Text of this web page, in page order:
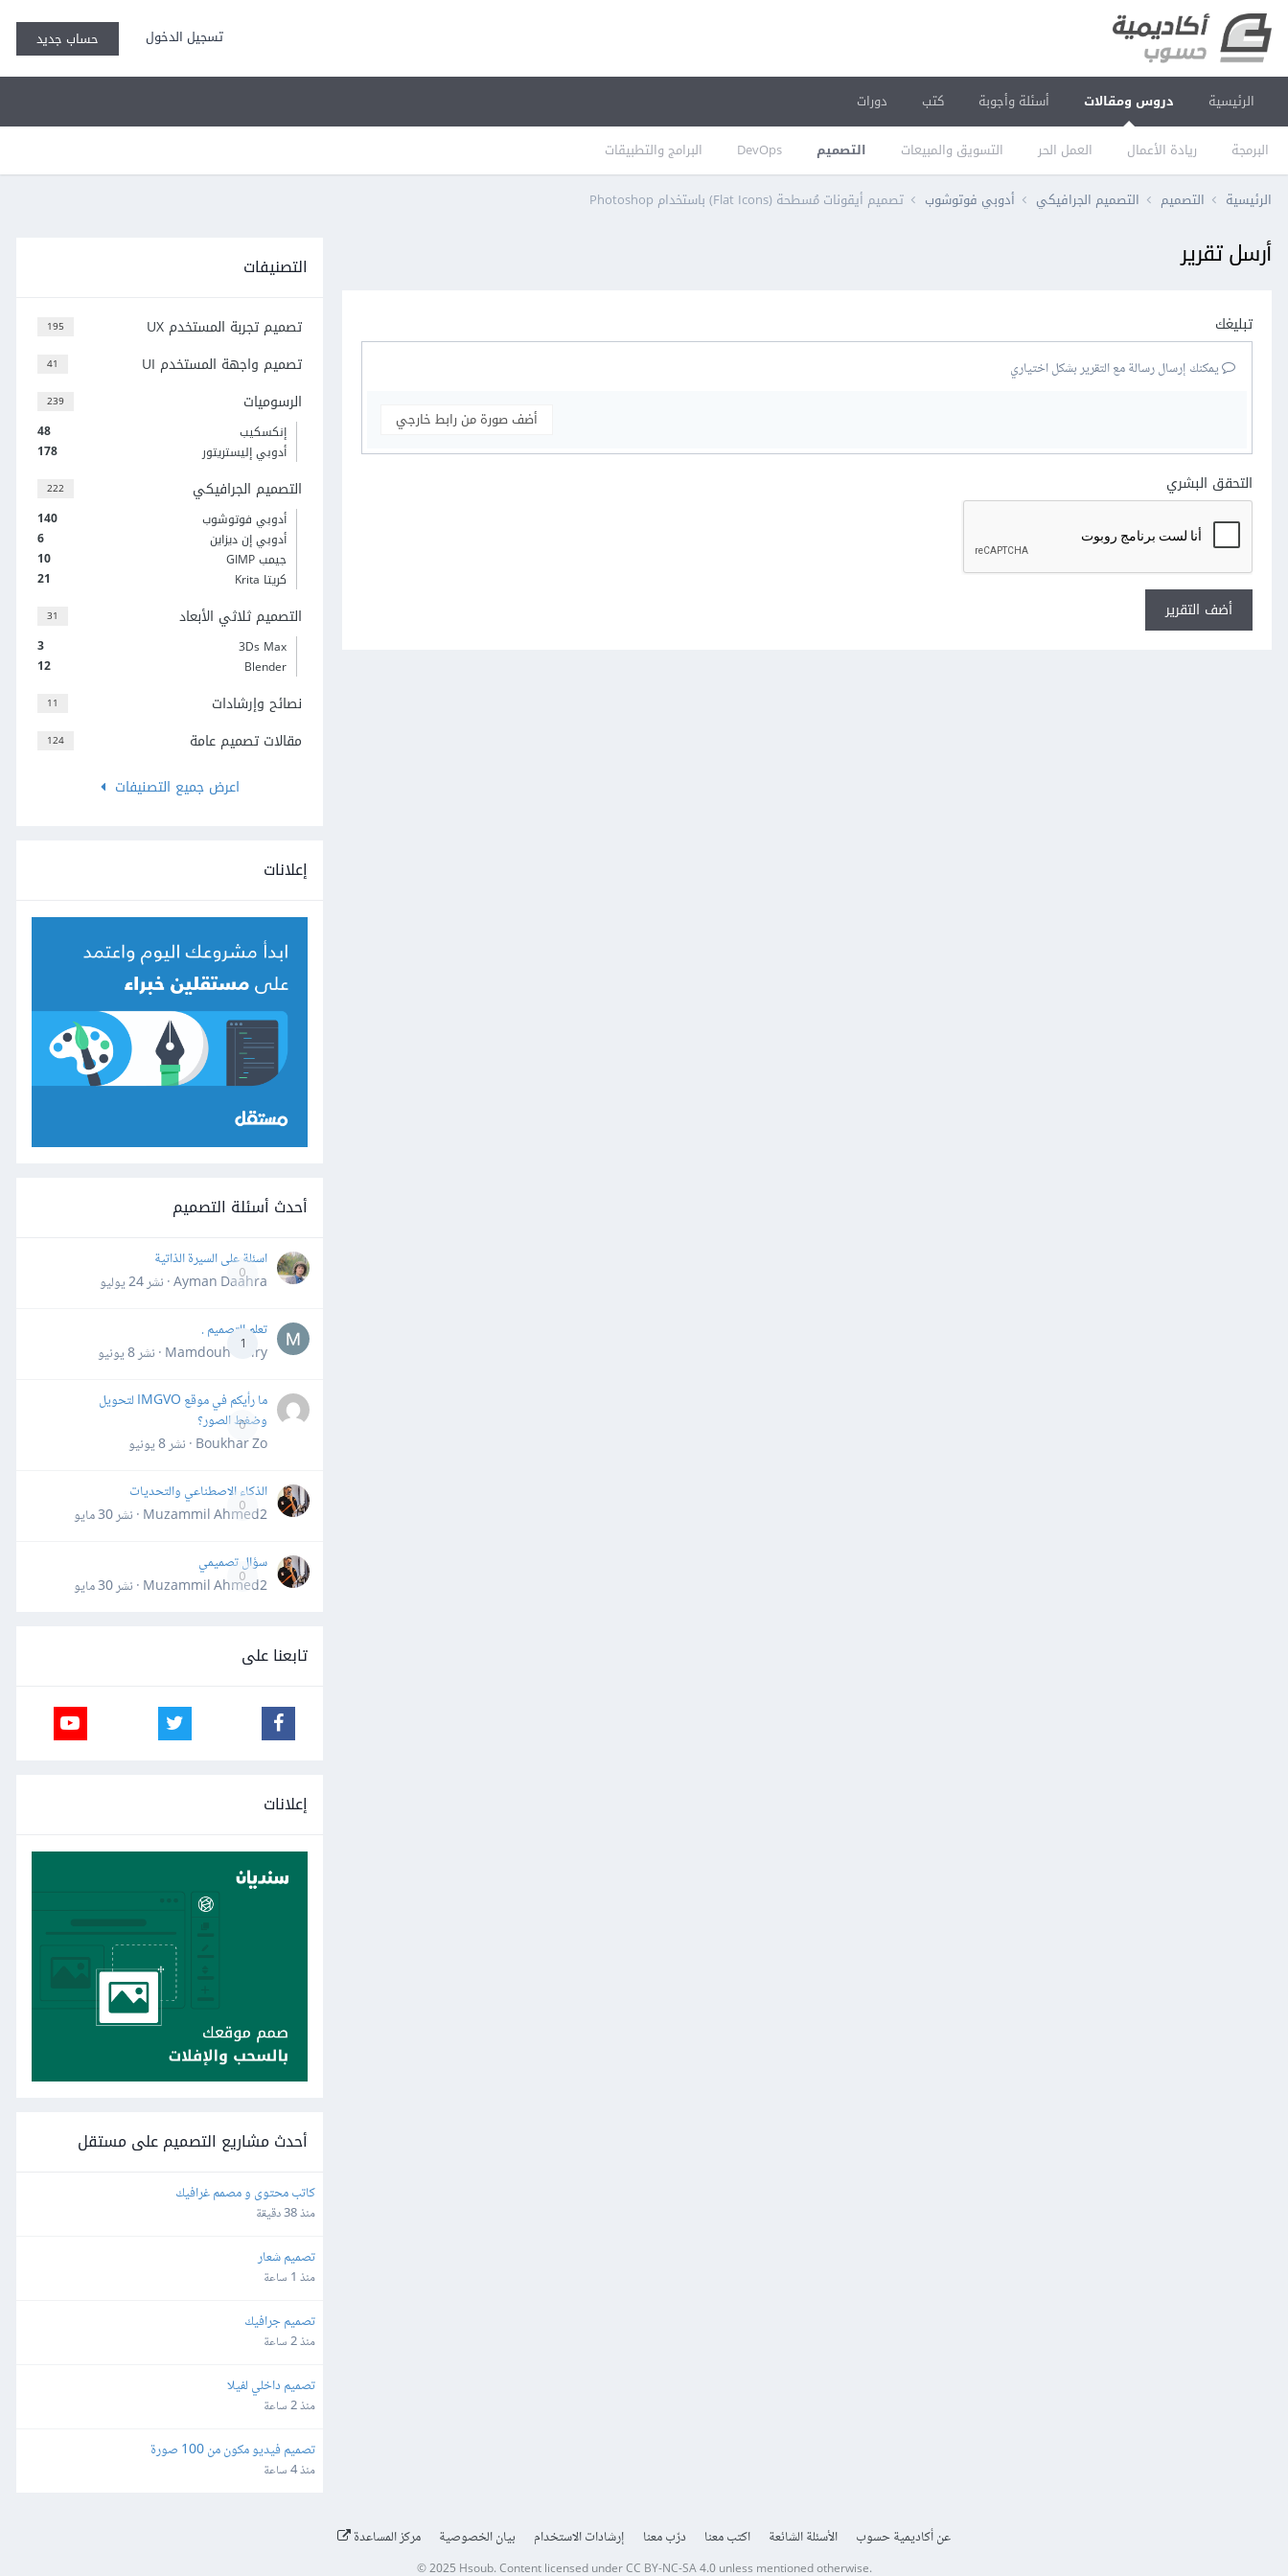
تسجيل الدخول حساب جديد
الرئيسية دروس ومقالات
البرمجة ريادة الأعمال العمل الحر التسويق والمبيعات التصميم DevOps البرامج والتطبيقات
أسئلة وأجوبة كتب دورات
الرئيسية التصميم التصميم الجرافيكي أدوبي فوتوشوب تصميم أيقونات مُسطحة (Flat Icons) باستخدام Photoshop
أرسل تقرير
تبليغك
يمكنك إرسال رسالة مع التقرير بشكل اختياري
أضف صورة من رابط خارجي
التحقق البشري
أضف التقرير
التصنيفات
195 تصميم تجربة المستخدم UX
41 تصميم واجهة المستخدم UI
239 الرسوميات
48
إنكسكيب
178
أدوبي إليستريتور
222 التصميم الجرافيكي
140
أدوبي فوتوشوب
6
أدوبي إن ديزاين
10
جيمب GIMP
21
كريتا Krita
31 التصميم ثلاثي الأبعاد
3
3Ds Max
12
Blender
11 نصائح وإرشادات
124
مقالات تصميم عامة
اعرض جميع التصنيفات
إعلانات
أحدث أسئلة التصميم
0
اسئلة على السيرة الذاتية
Ayman Daahra · نشر
24 يوليو
1
تعلم التصميم .
Mamdouh Khiry · نشر
8 يونيو
0
ما رأيكم في موقع IMGVO لتحويل
وضغط الصور؟
Boukhar Zo · نشر
8 يونيو
0
الذكاء الاصطناعي والتحديات
Muzammil Ahmed2 · نشر
30 مايو
0
سؤال تصميمي
Muzammil Ahmed2 · نشر
30 مايو
تابعنا على
إعلانات
أحدث مشاريع التصميم على مستقل
كاتب محتوى و مصمم غرافيك
منذ 38 دقيقة
تصميم شعار
منذ 1 ساعة
تصميم جرافيك
منذ 2 ساعة
تصميم داخلي لفيلا
منذ 2 ساعة
تصميم فيديو مكون من 100 صورة
منذ 4 ساعة
عن أكاديمية حسوب الأسئلة الشائعة اكتب معنا درّب معنا إرشادات الاستخدام بيان الخصوصية مركز المساعدة
© 2025 Hsoub.Content licensed underCC BY-NC-SA 4.0unless mentioned otherwise.